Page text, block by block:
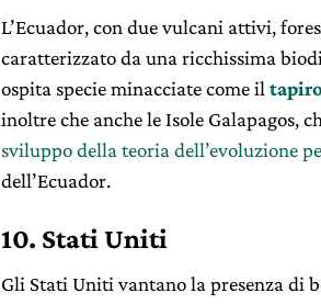
L’Ecuador, con due vulcani attivi,
caratterizzato da una ricchissima
ospita specie minacciate come il
inoltre che anche le Isole Galapagos,
sviluppo della teoria dell’evoluzione
dell’Ecuador.
10. Stati Uniti
Gli Stati Uniti vantano la presenza di